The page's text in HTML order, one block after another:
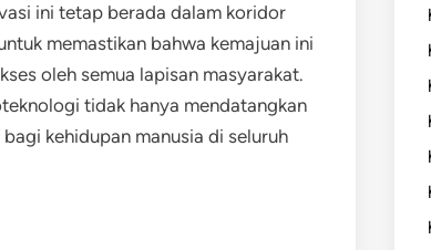
ini tetap berada dalam koridor
memastikan bahwa kemajuan ini
oleh semua lapisan masyarakat.
tidak hanya mendatangkan
kehidupan manusia di seluruh